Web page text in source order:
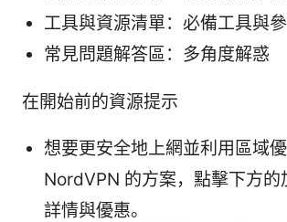
工具與資源清單：必備工具與
常見問題解答區：多角度解惑
在開始前的資源提示
想要更安全地上網並利用區域
NordVPN 的方案，點擊下方的
詳情與優惠。